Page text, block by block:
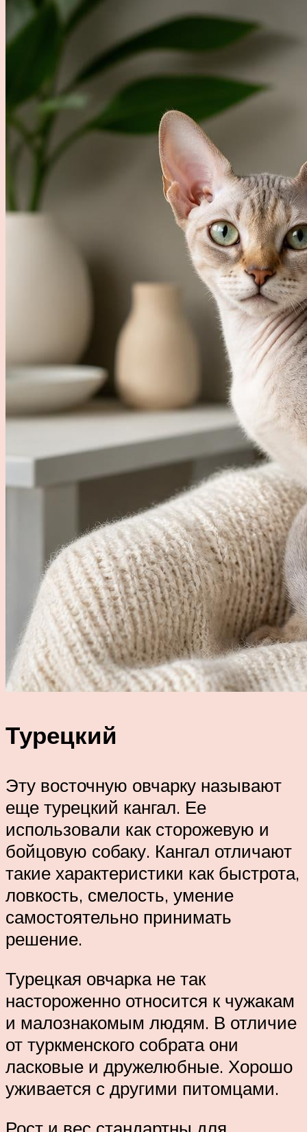
Турецкий
Эту восточную овчарку называют
еще турецкий кангал. Ее
использовали как сторожевую и
бойцовую собаку. Кангал отличают
такие характеристики как быстрота,
ловкость, смелость, умение
самостоятельно принимать
решение.
Турецкая овчарка не так
настороженно относится к чужакам
и малознакомым людям. В отличие
от туркменского собрата они
ласковые и дружелюбные. Хорошо
уживается с другими питомцами.
Рост и вес стандартны для